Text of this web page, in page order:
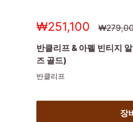
세
가
₩251,100
정
가
반클리프 & 아펠 빈티지
즈 골드)
반클리프
장